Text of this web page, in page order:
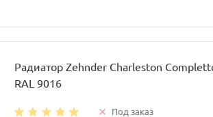
Радиатор Zehnder Charleston
RAL 9016
Под заказ